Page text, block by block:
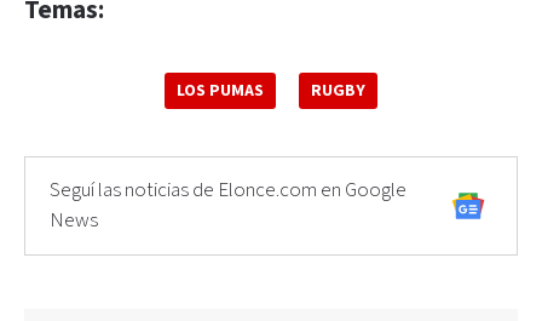
Temas:
LOS PUMAS RUGBY
Seguí las noticias de Elonce.com en Google
News